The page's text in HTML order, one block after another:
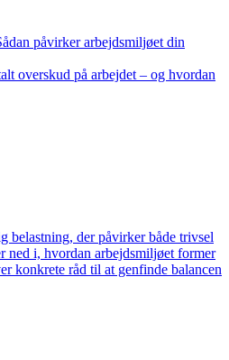
påvirker arbejdsmiljøet din
overskud på arbejdet – og hvordan
belastning, der påvirker både trivsel
i, hvordan arbejdsmiljøet former
konkrete råd til at genfinde balancen